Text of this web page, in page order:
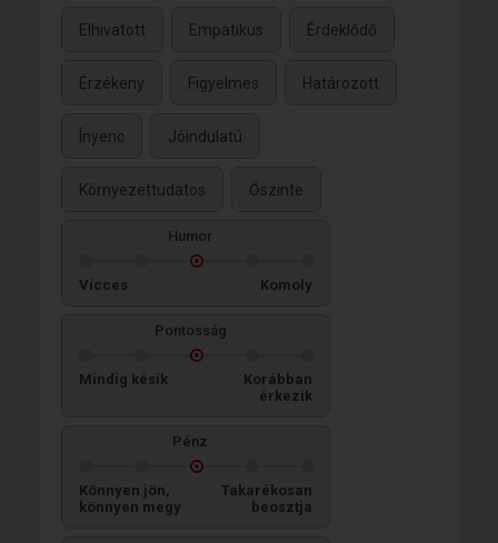
Elhivatott Empatikus Érdeklődő
Érzékeny Figyelmes Határozott
Ínyenc Jóindulatú
Környezettudatos Őszinte
Humor
Vicces Komoly
Pontosság
Mindig késik
Korábban
érkezik
Pénz
Könnyen jön,
könnyen megy
Takarékosan
beosztja